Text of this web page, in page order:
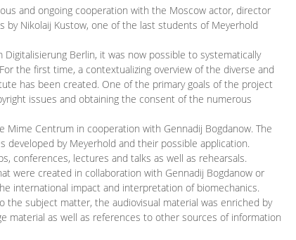
and ongoing cooperation with the Moscow actor, director
by Nikolaij Kustow, one of the last students of Meyerhold
Berlin, it was now possible to systematically
the first time, a contextualizing overview of the diverse and
has been created. One of the primary goals of the project
issues and obtaining the consent of the numerous
Centrum in cooperation with Gennadij Bogdanow. The
by Meyerhold and their possible application.
conferences, lectures and talks as well as rehearsals.
were created in collaboration with Gennadij Bogdanow or
international impact and interpretation of biomechanics.
subject matter, the audiovisual material was enriched by
material as well as references to other sources of information